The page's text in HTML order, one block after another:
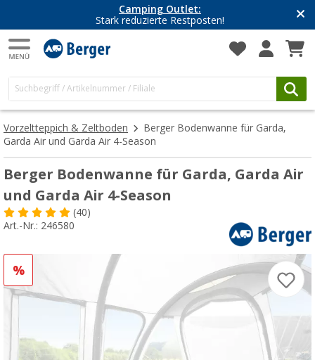
Camping Outlet:
Stark reduzierte Restposten!
Vorzeltteppich & Zeltboden
Berger Bodenwanne für Garda,
Garda Air und Garda Air 4-Season
Berger Bodenwanne für Garda, Garda Air
und Garda Air 4-Season
(40)
Art.-Nr.: 246580
%